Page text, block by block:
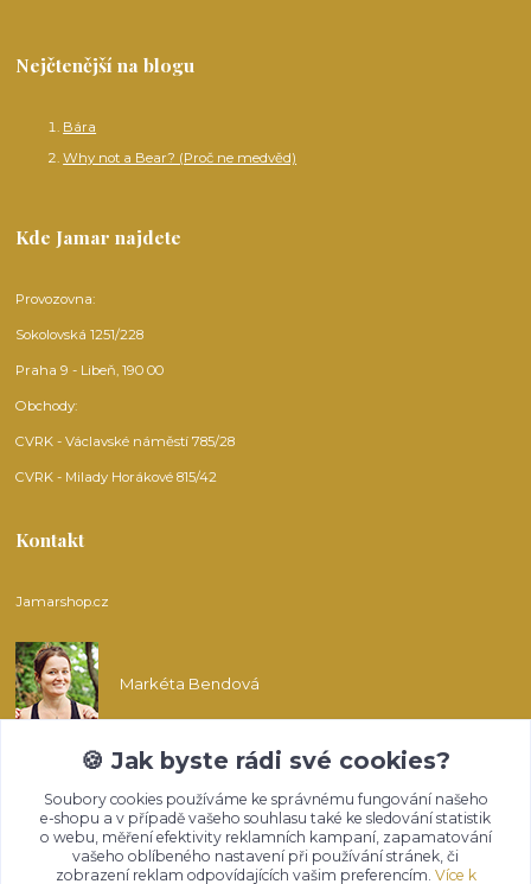
Nejčtenější na blogu
Bára
Why not a Bear? (Proč ne medvěd)
Kde Jamar najdete
Provozovna:
Sokolovská 1251/228
Praha 9 - Libeň, 190 00
Obchody:
CVRK - Václavské náměstí 785/28
CVRK - Milady Horákové 815/42
Kontakt
Jamarshop.cz
Markéta Bendová
info@jamarshop.cz
🍪 Jak byste rádi své cookies?
Soubory cookies používáme ke správnému fungování našeho
e-shopu a v případě vašeho souhlasu také ke sledování statistik
o webu, měření efektivity reklamních kampaní, zapamatování
vašeho oblíbeného nastavení při používání stránek, či
zobrazení reklam odpovídajících vašim preferencím. Více k